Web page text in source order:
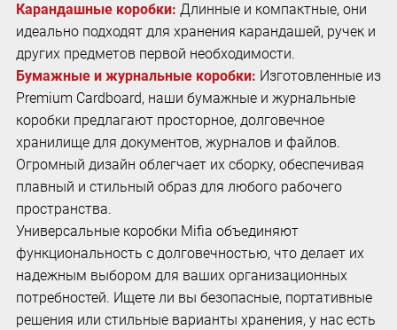
Карандашные коробки: Длинные и компактные, они
идеально подходят для хранения карандашей, ручек и
других предметов первой необходимости.
Бумажные и журнальные коробки: Изготовленные из
Premium Cardboard, наши бумажные и журнальные
коробки предлагают просторное, долговечное
хранилище для документов, журналов и файлов.
Огромный дизайн облегчает их сборку, обеспечивая
плавный и стильный образ для любого рабочего
пространства.
Универсальные коробки Mifia объединяют
функциональность с долговечностью, что делает их
надежным выбором для ваших организационных
потребностей. Ищете ли вы безопасные, портативные
решения или стильные варианты хранения, у нас есть